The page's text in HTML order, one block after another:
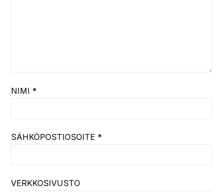
NIMI *
SÄHKÖPOSTIOSOITE *
VERKKOSIVUSTO